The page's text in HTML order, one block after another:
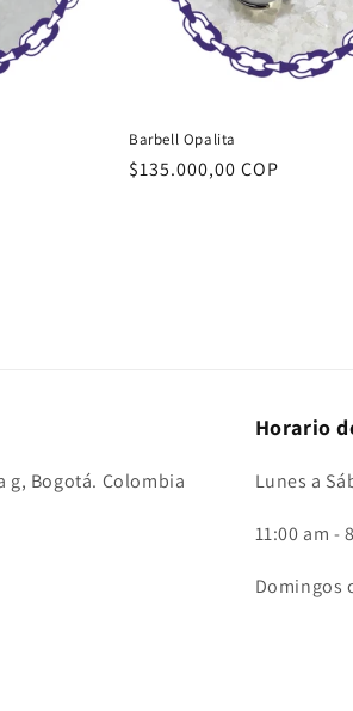
Barbell Opalita
Precio
$135.000,00 COP
g, Bogotá. Colombia
Horario
Lunes a
11:00 am -
Domingos